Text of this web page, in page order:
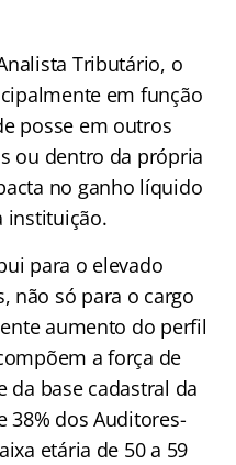
Tributário, o
em função
posse em outros
ou dentro da própria
no ganho líquido
instituição.
para o elevado
não só para o cargo
aumento do perfil
a força de
da base cadastral da
38% dos Auditores-
etária de 50 a 59